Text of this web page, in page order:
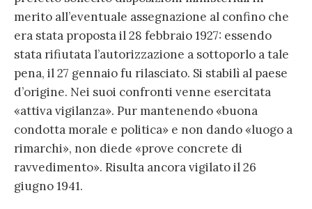
merito all’eventuale assegnazione al confino che
era stata proposta il 28 febbraio 1927: essendo
stata rifiutata l’autorizzazione a sottoporlo a tale
pena, il 27 gennaio fu rilasciato. Si stabilì al paese
d’origine. Nei suoi confronti venne esercitata
«attiva vigilanza». Pur mantenendo «buona
condotta morale e politica» e non dando «luogo a
rimarchi», non diede «prove concrete di
ravvedimento». Risulta ancora vigilato il 26
giugno 1941.